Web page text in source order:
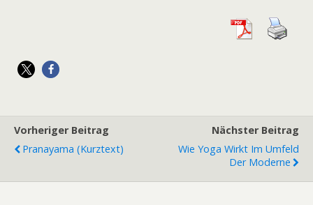
Vorheriger Beitrag
Pranayama (Kurztext)
Nächster Beitrag
Wie Yoga Wirkt Im Umfeld
Der Moderne